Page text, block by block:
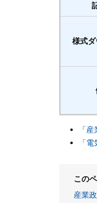
様式
「
「
この
産業